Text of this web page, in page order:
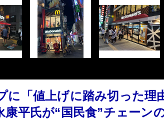
に「値上げに踏み切った理
平氏が“国民食”チェーン